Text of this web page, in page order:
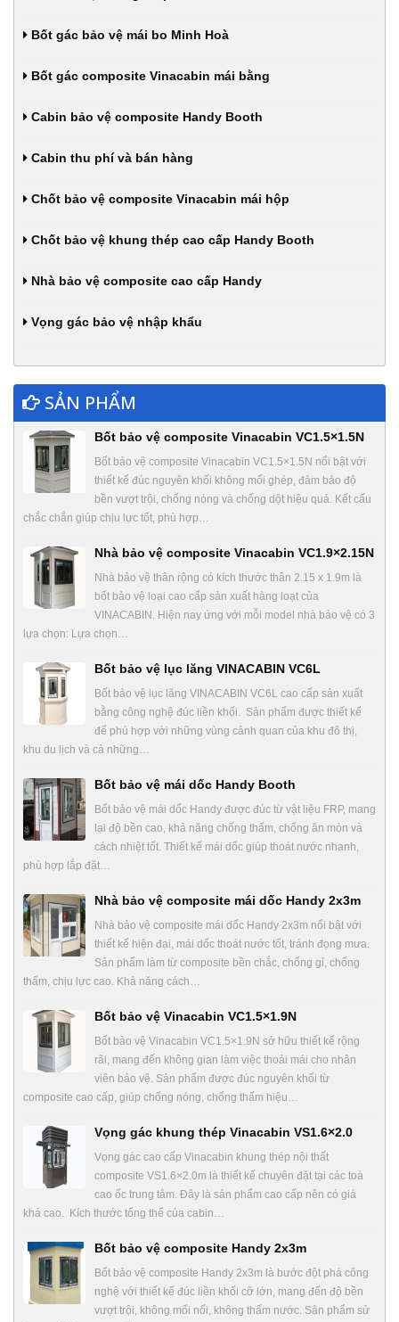
Bốt gác bảo vệ mái bo Minh Hoà
Bốt gác composite Vinacabin mái bằng
Cabin bảo vệ composite Handy Booth
Cabin thu phí và bán hàng
Chốt bảo vệ composite Vinacabin mái hộp
Chốt bảo vệ khung thép cao cấp Handy Booth
Nhà bảo vệ composite cao cấp Handy
Vọng gác bảo vệ nhập khẩu
SẢN PHẨM
Bốt bảo vệ composite Vinacabin VC1.5×1.5N
Bốt bảo vệ composite Vinacabin VC1.5×1.5N nổi bật với
thiết kế đúc nguyên khối không mối ghép, đảm bảo độ
bền vượt trội, chống nóng và chống dột hiệu quả. Kết cấu
chắc chắn giúp chịu lực tốt, phù hợp…
Nhà bảo vệ composite Vinacabin VC1.9×2.15N
Nhà bảo vệ thân rộng có kích thước thân 2.15 x 1.9m là
bốt bảo vệ loại cao cấp sản xuất hàng loạt của
VINACABIN. Hiện nay ứng với mỗi model nhà bảo vệ có 3
lựa chọn: Lựa chọn…
Bốt bảo vệ lục lăng VINACABIN VC6L
Bốt bảo vệ lục lăng VINACABIN VC6L cao cấp sản xuất
bằng công nghệ đúc liền khối. Sản phẩm được thiết kế
để phù hợp với những vùng cảnh quan của khu đô thị,
khu du lịch và cả những…
Bốt bảo vệ mái dốc Handy Booth
Bốt bảo vệ mái dốc Handy được đúc từ vật liệu FRP, mang
lại độ bền cao, khả năng chống thấm, chống ăn mòn và
cách nhiệt tốt. Thiết kế mái dốc giúp thoát nước nhanh,
phù hợp lắp đặt…
Nhà bảo vệ composite mái dốc Handy 2x3m
Nhà bảo vệ composite mái dốc Handy 2x3m nổi bật với
thiết kế hiện đại, mái dốc thoát nước tốt, tránh đọng mưa.
Sản phẩm làm từ composite bền chắc, chống gỉ, chống
thấm, chịu lực cao. Khả năng cách…
Bốt bảo vệ Vinacabin VC1.5×1.9N
Bốt bảo vệ Vinacabin VC1.5×1.9N sở hữu thiết kế rộng
rãi, mang đến không gian làm việc thoải mái cho nhân
viên bảo vệ. Sản phẩm được đúc nguyên khối từ
composite cao cấp, giúp chống nóng, chống thấm hiệu…
Vọng gác khung thép Vinacabin VS1.6×2.0
Vọng gác cao cấp Vinacabin khung thép nội thất
composite VS1.6×2.0m là thiết kế chuyên đặt tại các toà
cao ốc trung tâm. Đây là sản phẩm cao cấp nên có giá
khá cao. Kích thước tổng thể của cabin…
Bốt bảo vệ composite Handy 2x3m
Bốt bảo vệ composite Handy 2x3m là bước đột phá công
nghệ với thiết kế đúc liền khối cỡ lớn, mang đến độ bền
vượt trội, không mối nối, không thấm nước. Sản phẩm sử